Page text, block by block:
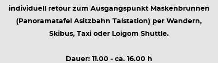
individuell retour zum Ausgangspunkt Maskenbrunnen
(Panoramatafel Asitzbahn Talstation) per Wandern,
Skibus, Taxi oder Loigom Shuttle.
Dauer: 11.00 - ca. 16.00 h